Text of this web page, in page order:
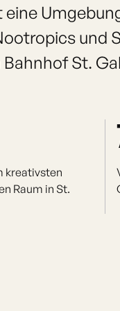
und
St.
kreativsten
Raum in St.